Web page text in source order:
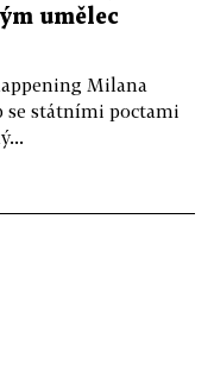
umělec
Milana
se státními poctami